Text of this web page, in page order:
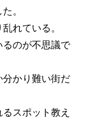
。
れている。
るのが不思議で
かり難い街だ
スポット教え